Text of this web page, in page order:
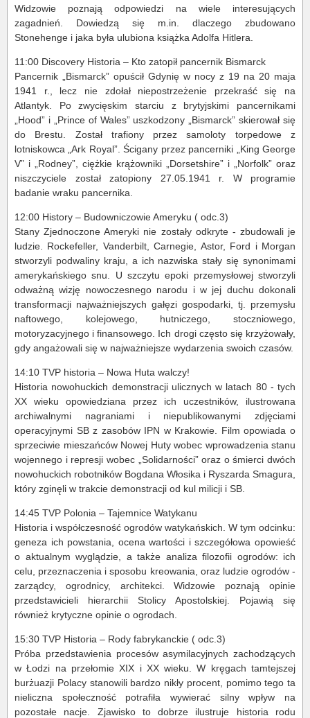
Widzowie poznają odpowiedzi na wiele interesujących
zagadnień. Dowiedzą się m.in. dlaczego zbudowano
Stonehenge i jaka była ulubiona książka Adolfa Hitlera.
11:00 Discovery Historia – Kto zatopił pancernik Bismarck
Pancernik „Bismarck” opuścił Gdynię w nocy z 19 na 20 maja
1941 r., lecz nie zdołał niepostrzeżenie przekraść się na
Atlantyk. Po zwycięskim starciu z brytyjskimi pancernikami
„Hood” i „Prince of Wales” uszkodzony „Bismarck” skierował się
do Brestu. Został trafiony przez samoloty torpedowe z
lotniskowca „Ark Royal”. Ścigany przez pancerniki „King George
V” i „Rodney”, ciężkie krążowniki „Dorsetshire” i „Norfolk” oraz
niszczyciele został zatopiony 27.05.1941 r. W programie
badanie wraku pancernika.
12:00 History – Budowniczowie Ameryku ( odc.3)
Stany Zjednoczone Ameryki nie zostały odkryte - zbudowali je
ludzie. Rockefeller, Vanderbilt, Carnegie, Astor, Ford i Morgan
stworzyli podwaliny kraju, a ich nazwiska stały się synonimami
amerykańskiego snu. U szczytu epoki przemysłowej stworzyli
odważną wizję nowoczesnego narodu i w jej duchu dokonali
transformacji najważniejszych gałęzi gospodarki, tj. przemysłu
naftowego, kolejowego, hutniczego, stoczniowego,
motoryzacyjnego i finansowego. Ich drogi często się krzyżowały,
gdy angażowali się w najważniejsze wydarzenia swoich czasów.
14:10 TVP historia – Nowa Huta walczy!
Historia nowohuckich demonstracji ulicznych w latach 80 - tych
XX wieku opowiedziana przez ich uczestników, ilustrowana
archiwalnymi nagraniami i niepublikowanymi zdjęciami
operacyjnymi SB z zasobów IPN w Krakowie. Film opowiada o
sprzeciwie mieszańców Nowej Huty wobec wprowadzenia stanu
wojennego i represji wobec „Solidarności” oraz o śmierci dwóch
nowohuckich robotników Bogdana Włosika i Ryszarda Smagura,
który zginęli w trakcie demonstracji od kul milicji i SB.
14:45 TVP Polonia – Tajemnice Watykanu
Historia i współczesność ogrodów watykańskich. W tym odcinku:
geneza ich powstania, ocena wartości i szczegółowa opowieść
o aktualnym wyglądzie, a także analiza filozofii ogrodów: ich
celu, przeznaczenia i sposobu kreowania, oraz ludzie ogrodów -
zarządcy, ogrodnicy, architekci. Widzowie poznają opinie
przedstawicieli hierarchii Stolicy Apostolskiej. Pojawią się
również krytyczne opinie o ogrodach.
15:30 TVP Historia – Rody fabrykanckie ( odc.3)
Próba przedstawienia procesów asymilacyjnych zachodzących
w Łodzi na przełomie XIX i XX wieku. W kręgach tamtejszej
burżuazji Polacy stanowili bardzo nikły procent, pomimo tego ta
nieliczna społeczność potrafiła wywierać silny wpływ na
pozostałe nacje. Zjawisko to dobrze ilustruje historia rodu